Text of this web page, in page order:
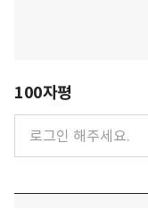
100자평